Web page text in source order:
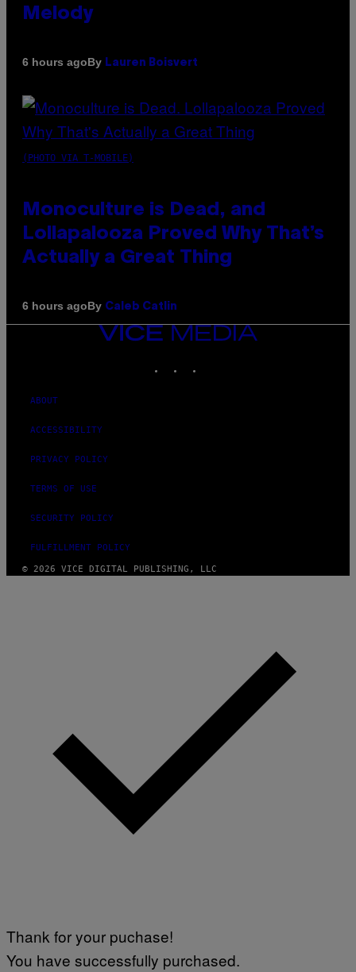
Melody
6 hours agoBy Lauren Boisvert
(PHOTO VIA T-MOBILE)
Monoculture is Dead, and
Lollapalooza Proved Why That’s
Actually a Great Thing
6 hours agoBy Caleb Catlin
VICE
MEDIA
ABOUT
ACCESSIBILITY
PRIVACY POLICY
TERMS OF USE
SECURITY POLICY
FULFILLMENT POLICY
© 2026 VICE DIGITAL PUBLISHING, LLC
Thank for your puchase!
You have successfully purchased.